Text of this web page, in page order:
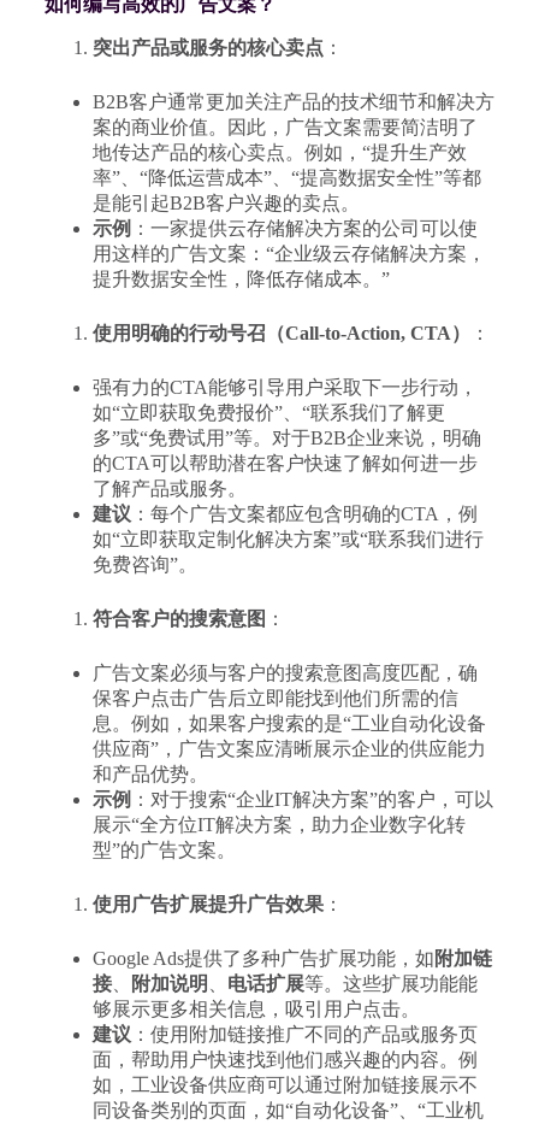
如何编写高效的广告文案？
突出产品或服务的核心卖点 ：
B2B客户通常更加关注产品的技术细节和解决方
案的商业价值。因此，广告文案需要简洁明了
地传达产品的核心卖点。例如，“提升生产效
率”、“降低运营成本”、“提高数据安全性”等都
是能引起B2B客户兴趣的卖点。
示例 ：一家提供云存储解决方案的公司可以使
用这样的广告文案：“企业级云存储解决方案，
提升数据安全性，降低存储成本。”
使用明确的行动号召（Call-to-Action, CTA） ：
强有力的CTA能够引导用户采取下一步行动，
如“立即获取免费报价”、“联系我们了解更
多”或“免费试用”等。对于B2B企业来说，明确
的CTA可以帮助潜在客户快速了解如何进一步
了解产品或服务。
建议 ：每个广告文案都应包含明确的CTA，例
如“立即获取定制化解决方案”或“联系我们进行
免费咨询”。
符合客户的搜索意图 ：
广告文案必须与客户的搜索意图高度匹配，确
保客户点击广告后立即能找到他们所需的信
息。例如，如果客户搜索的是“工业自动化设备
供应商”，广告文案应清晰展示企业的供应能力
和产品优势。
示例 ：对于搜索“企业IT解决方案”的客户，可以
展示“全方位IT解决方案，助力企业数字化转
型”的广告文案。
使用广告扩展提升广告效果：
Google Ads提供了多种广告扩展功能，如附加链
接、 附加说明 电话扩展等。这些扩展功能能
够展示更多相关信息，吸引用户点击。
建议 ：使用附加链接推广不同的产品或服务页
面，帮助用户快速找到他们感兴趣的内容。例
如，工业设备供应商可以通过附加链接展示不
同设备类别的页面，如“自动化设备”、“工业机